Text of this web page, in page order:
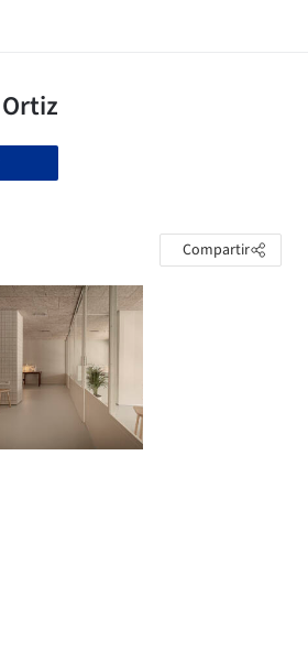
Compartir